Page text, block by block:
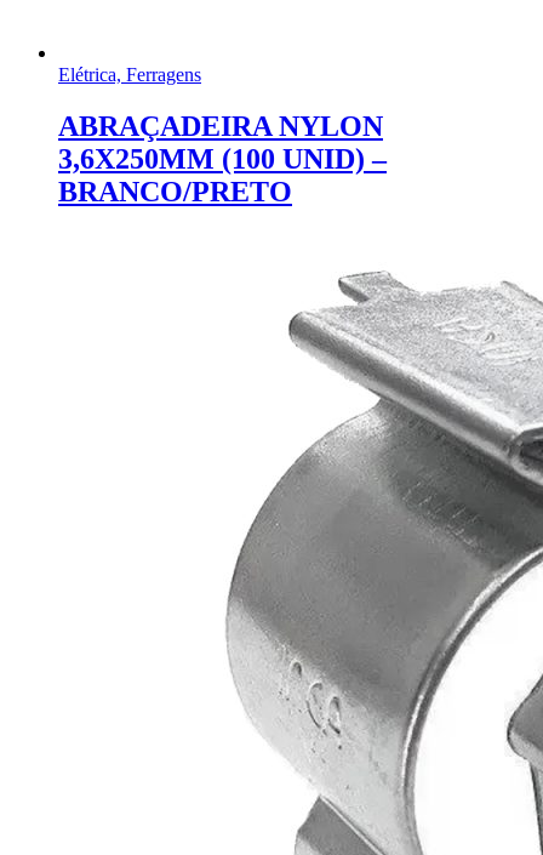
Elétrica, Ferragens
ABRAÇADEIRA NYLON
3,6X250MM (100 UNID) –
BRANCO/PRETO